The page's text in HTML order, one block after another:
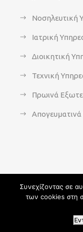
Νοσηλευτική
Ιατρική
Διοικητική
Τεχνική
Πρωινά
Απογευματινά
Copyright 2021 -
Συνεχίζοντας σε
των cookies στη